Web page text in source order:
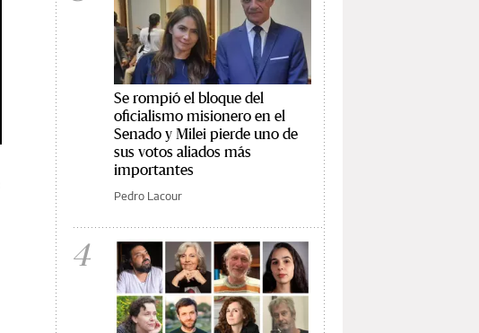
Se rompió el bloque del
oficialismo misionero en el
Senado y Milei pierde uno de
sus votos aliados más
importantes
Pedro Lacour
4